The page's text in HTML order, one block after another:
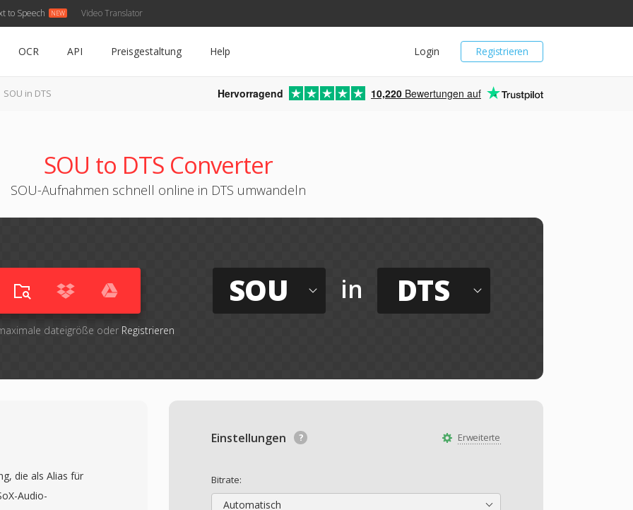
to Speech Video Translator
Registrieren
Login
OCR API Preisgestaltung Help
SOU in DTS Hervorragend 10,220 Bewertungen auf
SOU to DTS Converter
SOU-Aufnahmen schnell online in DTS umwandeln
dateigröße oder Registrieren
SOU in DTS
Erweiterte
Einstellungen
Bitrate:
Automatisch
die als Alias für
Audio-